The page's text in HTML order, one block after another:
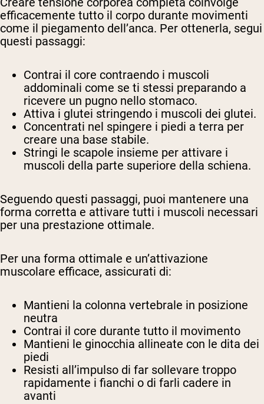
efficacemente tutto il corpo durante movimenti
come il piegamento dell’anca. Per ottenerla, segui
questi passaggi:
Contrai il core contraendo i muscoli
addominali come se ti stessi preparando a
ricevere un pugno nello stomaco.
Attiva i glutei stringendo i muscoli dei glutei.
Concentrati nel spingere i piedi a terra per
creare una base stabile.
Stringi le scapole insieme per attivare i
muscoli della parte superiore della schiena.
Seguendo questi passaggi, puoi mantenere una
forma corretta e attivare tutti i muscoli necessari
per una prestazione ottimale.
Per una forma ottimale e un’attivazione
muscolare efficace, assicurati di:
Mantieni la colonna vertebrale in posizione
neutra
Contrai il core durante tutto il movimento
Mantieni le ginocchia allineate con le dita dei
piedi
Resisti all’impulso di far sollevare troppo
rapidamente i fianchi o di farli cadere in
avanti